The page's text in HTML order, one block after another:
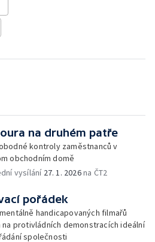
na druhém patře
kontroly zaměstnanců v
obchodním domě
vysílání 27. 1. 2026na ČT2
pořádek
handicapovaných filmařů
na protivládních demonstracích ideální
společnosti